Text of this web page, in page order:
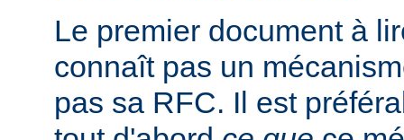
Le premier document à
connaît pas un
pas sa RFC. Il est